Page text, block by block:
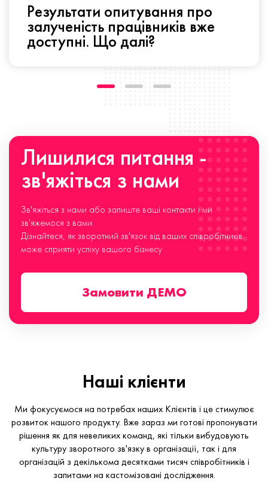
Результати опитування про
залученість працівників вже
доступні. Що далі?
Лишилися питання -
зв'яжіться з нами
Зв'яжіться з нами або залиште ваші контакти і ми
зв'яжемося з вами.
Дізнайтеся, як зворотний зв'язок від ваших співробітників
може сприяти успіху вашого бізнесу
Замовити ДЕМО
Наші клієнти
Ми фокусуємося на потребах наших Клієнтів і це стимулює
розвиток нашого продукту. Вже зараз ми готові пропонувати
рішення як для невеликих команд, які тільки вибудовують
культуру зворотного зв'язку в організації, так і для
організацій з декількома десятками тисяч співробітників і
запитами на кастомізовані дослідження.